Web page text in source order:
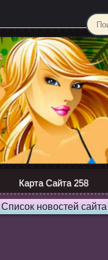
Карта Сайта 258
Список новостей сайта